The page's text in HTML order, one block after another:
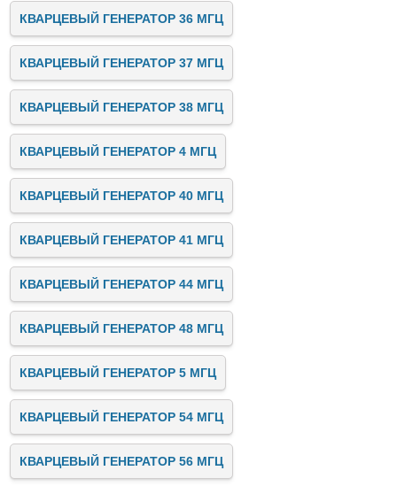
КВАРЦЕВЫЙ ГЕНЕРАТОР 36 МГЦ
КВАРЦЕВЫЙ ГЕНЕРАТОР 37 МГЦ
КВАРЦЕВЫЙ ГЕНЕРАТОР 38 МГЦ
КВАРЦЕВЫЙ ГЕНЕРАТОР 4 МГЦ
КВАРЦЕВЫЙ ГЕНЕРАТОР 40 МГЦ
КВАРЦЕВЫЙ ГЕНЕРАТОР 41 МГЦ
КВАРЦЕВЫЙ ГЕНЕРАТОР 44 МГЦ
КВАРЦЕВЫЙ ГЕНЕРАТОР 48 МГЦ
КВАРЦЕВЫЙ ГЕНЕРАТОР 5 МГЦ
КВАРЦЕВЫЙ ГЕНЕРАТОР 54 МГЦ
КВАРЦЕВЫЙ ГЕНЕРАТОР 56 МГЦ